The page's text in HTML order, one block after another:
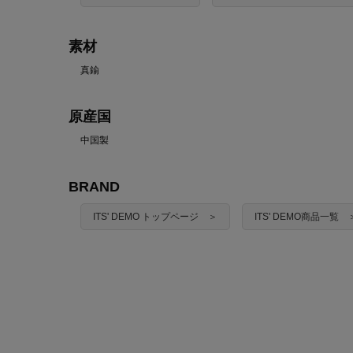
素材
真鍮
原産国
中国製
BRAND
ITS' DEMO トップページ ＞ ITS' DEMO商品一覧